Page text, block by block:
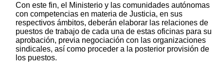
Con este fin, el Ministerio y las comunidades autónomas
con competencias en materia de Justicia, en sus
respectivos ámbitos, deberán elaborar las relaciones de
puestos de trabajo de cada una de estas oficinas para su
aprobación, previa negociación con las organizaciones
sindicales, así como proceder a la posterior provisión de
los puestos.